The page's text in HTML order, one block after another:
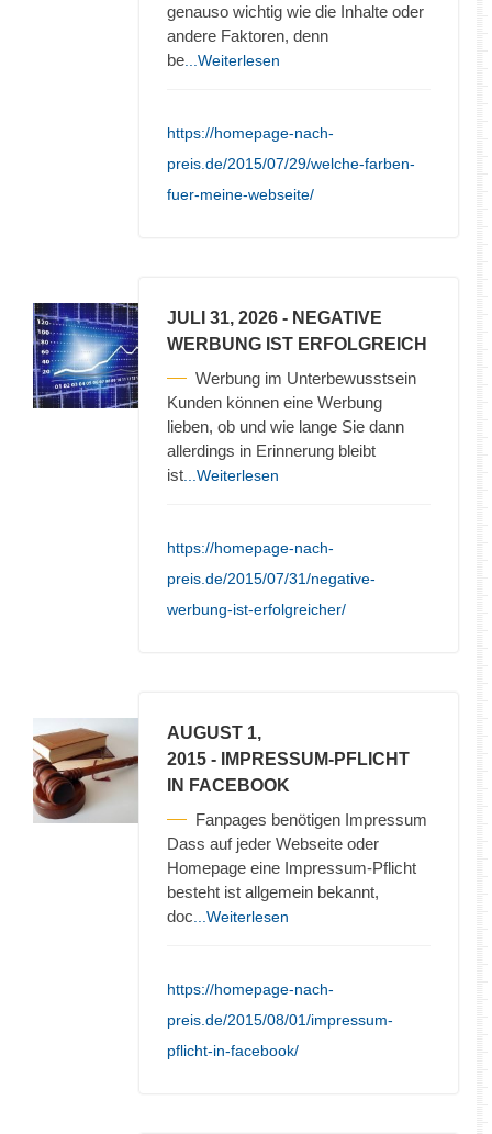
genauso wichtig wie die Inhalte oder
andere Faktoren, denn
be ...Weiterlesen
https://homepage-nach-
preis.de/2015/07/29/welche-farben-
fuer-meine-webseite/
JULI 31, 2026 - NEGATIVE
WERBUNG IST ERFOLGREICH
Werbung im Unterbewusstsein
Kunden können eine Werbung
lieben, ob und wie lange Sie dann
allerdings in Erinnerung bleibt
ist ...Weiterlesen
https://homepage-nach-
preis.de/2015/07/31/negative-
werbung-ist-erfolgreicher/
AUGUST 1,
2015 - IMPRESSUM-PFLICHT
IN FACEBOOK
Fanpages benötigen Impressum
Dass auf jeder Webseite oder
Homepage eine Impressum-Pflicht
besteht ist allgemein bekannt,
doc ...Weiterlesen
https://homepage-nach-
preis.de/2015/08/01/impressum-
pflicht-in-facebook/